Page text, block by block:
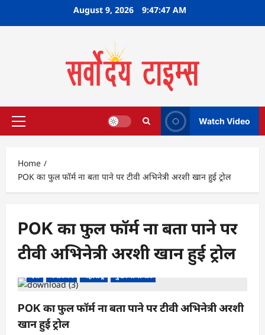
August 9, 2026 9:47:47 AM
Primary
Watch Video
Home
POK का फुल फॉर्म ना बता पाने पर टीवी अभिनेत्री अरशी खान हुई ट्रोल
POK का फुल फॉर्म ना बता पाने पर
टीवी अभिनेत्री अरशी खान हुई ट्रोल
देश मनोरंजन महाराष्ट्र मुख्य समाचार
POK का फुल फॉर्म ना बता पाने पर टीवी अभिनेत्री अरशी
खान हुई ट्रोल